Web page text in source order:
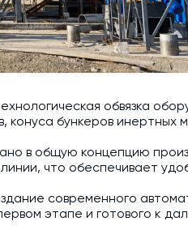
обвязка
бункеров инертных
в общую концепцию
что обеспечивает
современного
этапе и готового к